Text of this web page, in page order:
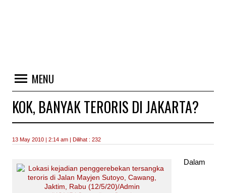
MENU
KOK, BANYAK TERORIS DI JAKARTA?
13 May 2010 | 2:14 am | Dilihat : 232
Dalam